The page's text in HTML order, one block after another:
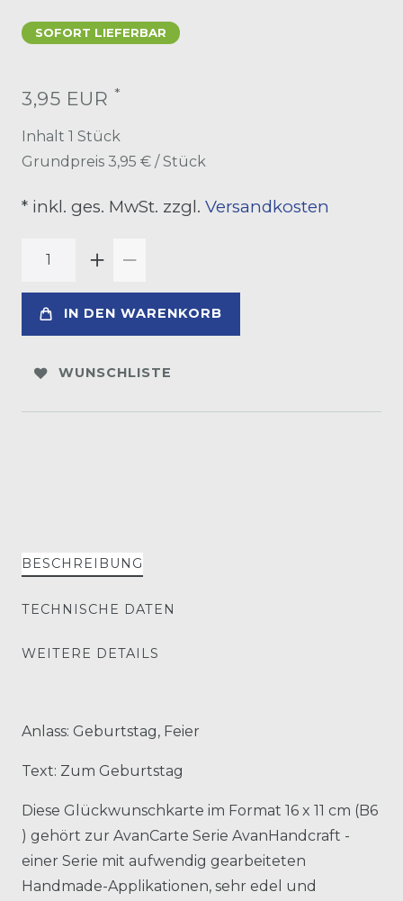
SOFORT LIEFERBAR
3,95 EUR *
Inhalt 1 Stück
Grundpreis 3,95 € / Stück
* inkl. ges. MwSt. zzgl. Versandkosten
IN DEN WARENKORB
WUNSCHLISTE
BESCHREIBUNG
TECHNISCHE DATEN
WEITERE DETAILS
Anlass: Geburtstag, Feier
Text: Zum Geburtstag
Diese Glückwunschkarte im Format 16 x 11 cm (B6
) gehört zur AvanCarte Serie AvanHandcraft -
einer Serie mit aufwendig gearbeiteten
Handmade-Applikationen, sehr edel und